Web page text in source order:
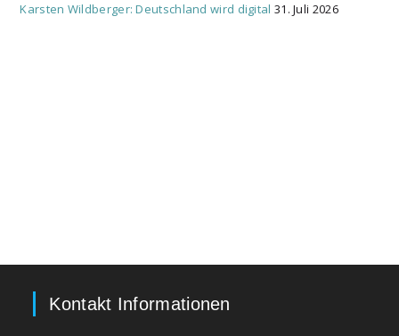
Karsten Wildberger: Deutschland wird digital 31. Juli 2026
Kontakt Informationen